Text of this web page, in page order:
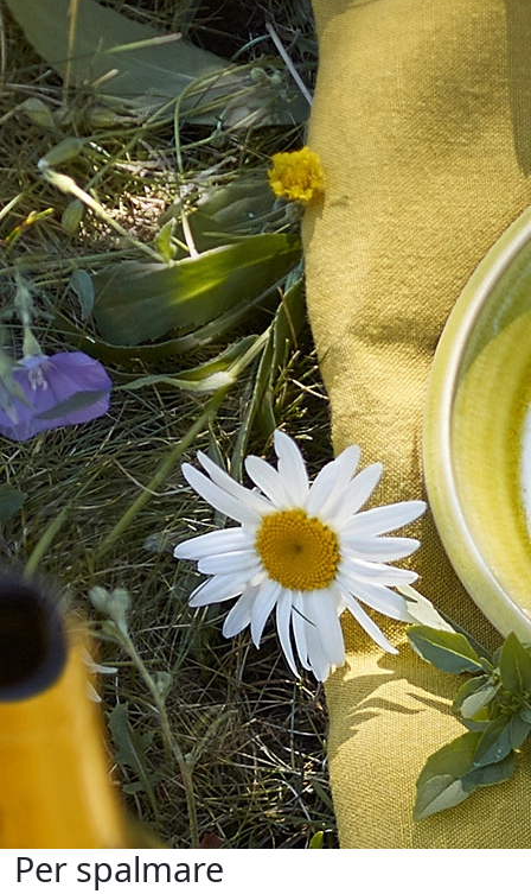
Per spalmare